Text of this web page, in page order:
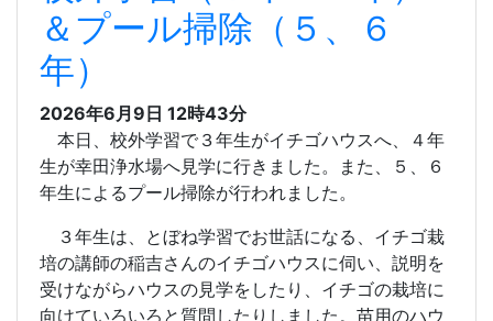
＆プール掃除（５、６
年）
2026年6月9日 12時43分
本日、校外学習で３年生がイチゴハウスへ、４年
生が幸田浄水場へ見学に行きました。また、５、６
年生によるプール掃除が行われました。
３年生は、とぼね学習でお世話になる、イチゴ栽
培の講師の稲吉さんのイチゴハウスに伺い、説明を
受けながらハウスの見学をしたり、イチゴの栽培に
向けていろいろと質問したりしました。苗用のハウ